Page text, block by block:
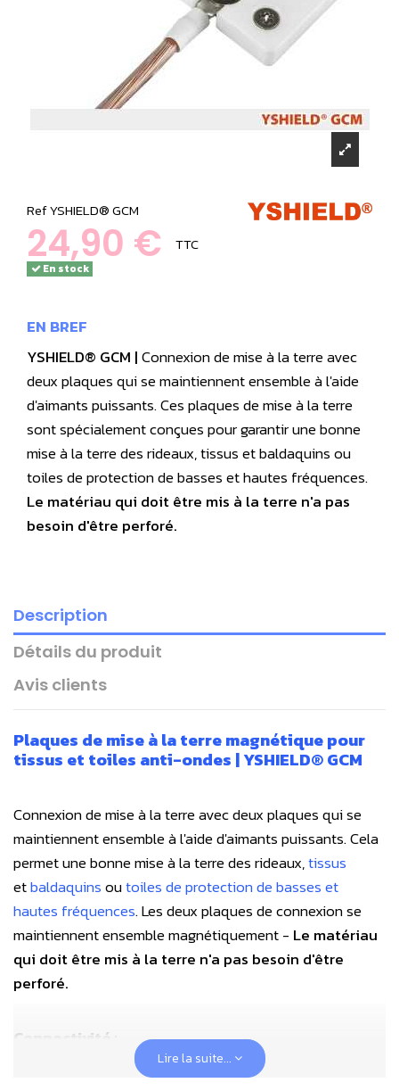
RefYSHIELD® GCM
24,90 € TTC
En stock
EN BREF
YSHIELD® GCM |Connexion de mise à la terre avec
deux plaques qui se maintiennent ensemble à l'aide
d'aimants puissants. Ces plaques de mise à la terre
sont spécialement conçues pour garantir une bonne
mise à la terre des rideaux, tissus et baldaquins ou
toiles de protection de basses et hautes fréquences.
Le matériau qui doit être mis à la terre n'a pas
besoin d'être perforé.
Description
Détails du produit
Avis clients
Plaques de mise à la terre magnétique pour
tissus et toiles anti-ondes | YSHIELD® GCM
Connexion de mise à la terre avec deux plaques qui se
maintiennent ensemble à l'aide d'aimants puissants. Cela
permet une bonne mise à la terre des rideaux,tissus
etbaldaquinsoutoiles de protection de basses et
hautes fréquences. Les deux plaques de connexion se
maintiennent ensemble magnétiquement - Le matériau
qui doit être mis à la terre n'a pas besoin d'être
perforé.
Connectivité :
1 connexion par câble
Lire la suite...